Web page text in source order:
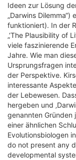
Ideen zur Lösung
„Darwins
funktioniert). In der
„‘The Plausibility of
viele faszinierende
Jahre. Wie man
Ursprungsfragen
der Perspektive.
interessante
der Lebewesen.
hergeben und
genannten Gründen
einer ähnlichen
Evolutionsbiologen
do not present any
developmental